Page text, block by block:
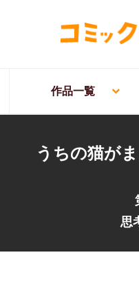
作品一覧
うちの猫が
思